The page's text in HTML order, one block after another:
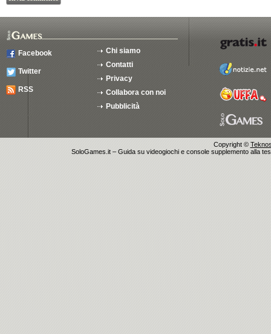
Facebook
Twitter
RSS
Chi siamo
Contatti
Privacy
Collabora con noi
Pubblicità
Copyright ©
SoloGames.it – Guida su videogiochi e console supplemento alla